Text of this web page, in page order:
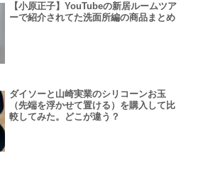
【小原正子】YouTubeの新居ルームツア
ーで紹介されてた洗面所編の商品まとめ
ダイソーと山崎実業のシリコーンお玉
（先端を浮かせて置ける）を購入して比
較してみた。どこが違う？